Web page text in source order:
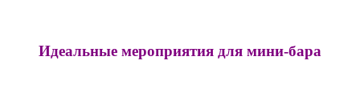
Идеальные мероприятия для мини-бара